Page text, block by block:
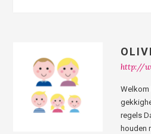
http://
Welkom
regels
houden